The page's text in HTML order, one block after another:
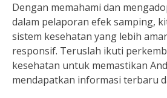
Dengan memahami dan
dalam pelaporan efek samping,
sistem kesehatan yang lebih
responsif. Teruslah ikuti
kesehatan untuk memastikan
mendapatkan informasi terbaru